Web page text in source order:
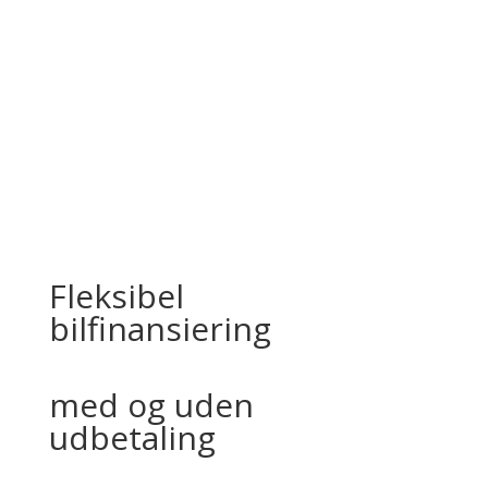
Fleksibel
bilfinansiering
med og uden
udbetaling